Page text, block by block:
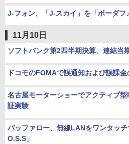
J-フォン、「J-スカイ」を「ボーダフ
11月10日
ソフトバンク第2四半期決算、連結当
ドコモのFOMAで誤通知および誤課
名古屋モーターショーでアクティブ
証実験
バッファロー、無線LANをワンタッ
O.S.S」